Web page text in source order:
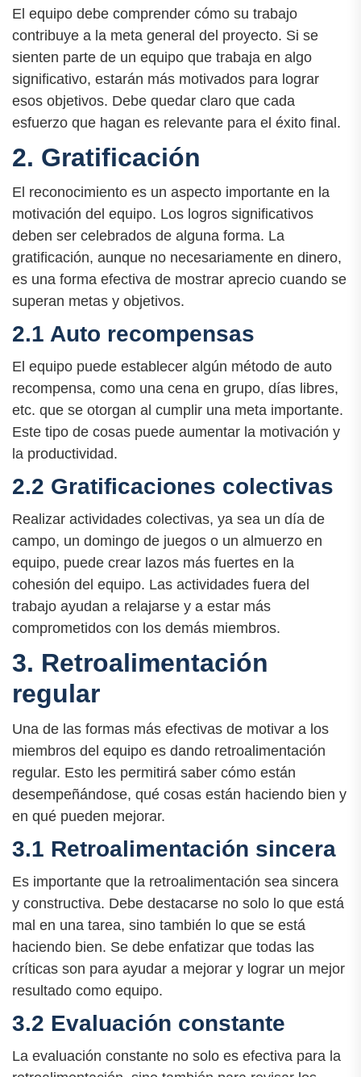
El equipo debe comprender cómo su trabajo
contribuye a la meta general del proyecto. Si se
sienten parte de un equipo que trabaja en algo
significativo, estarán más motivados para lograr
esos objetivos. Debe quedar claro que cada
esfuerzo que hagan es relevante para el éxito final.
2. Gratificación
El reconocimiento es un aspecto importante en la
motivación del equipo. Los logros significativos
deben ser celebrados de alguna forma. La
gratificación, aunque no necesariamente en dinero,
es una forma efectiva de mostrar aprecio cuando se
superan metas y objetivos.
2.1 Auto recompensas
El equipo puede establecer algún método de auto
recompensa, como una cena en grupo, días libres,
etc. que se otorgan al cumplir una meta importante.
Este tipo de cosas puede aumentar la motivación y
la productividad.
2.2 Gratificaciones colectivas
Realizar actividades colectivas, ya sea un día de
campo, un domingo de juegos o un almuerzo en
equipo, puede crear lazos más fuertes en la
cohesión del equipo. Las actividades fuera del
trabajo ayudan a relajarse y a estar más
comprometidos con los demás miembros.
3. Retroalimentación
regular
Una de las formas más efectivas de motivar a los
miembros del equipo es dando retroalimentación
regular. Esto les permitirá saber cómo están
desempeñándose, qué cosas están haciendo bien y
en qué pueden mejorar.
3.1 Retroalimentación sincera
Es importante que la retroalimentación sea sincera
y constructiva. Debe destacarse no solo lo que está
mal en una tarea, sino también lo que se está
haciendo bien. Se debe enfatizar que todas las
críticas son para ayudar a mejorar y lograr un mejor
resultado como equipo.
3.2 Evaluación constante
La evaluación constante no solo es efectiva para la